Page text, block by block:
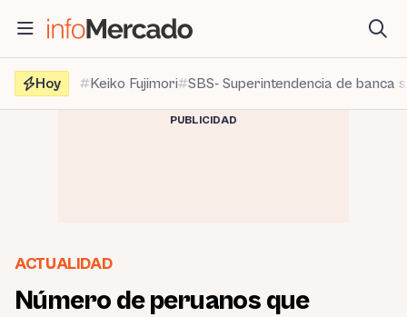
contenido
Hoy
Keiko Fujimori SBS- Superintendencia de banca
PUBLICIDAD
ACTUALIDAD
Número de peruanos que